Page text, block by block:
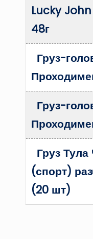
Lucky
48г
Груз-
Груз-
Груз
(спорт)
(20 шт)